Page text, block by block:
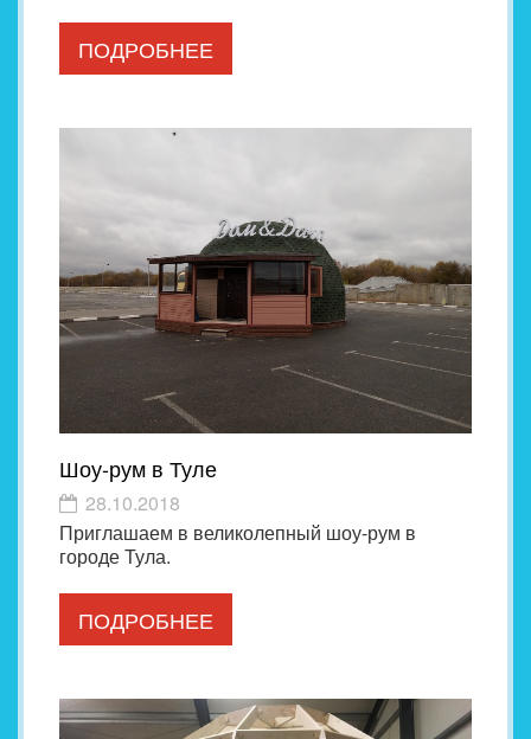
ПОДРОБНЕЕ
Шоу-рум в Туле
28.10.2018
Приглашаем в великолепный шоу-рум в
городе Тула.
ПОДРОБНЕЕ